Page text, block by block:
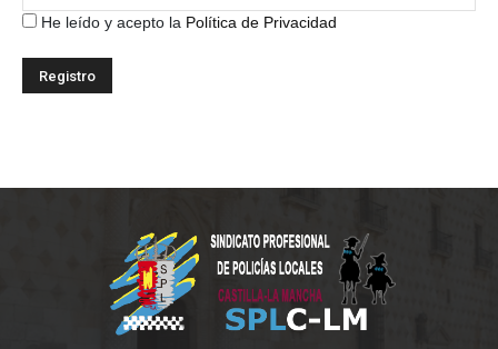
He leído y acepto la Política de Privacidad